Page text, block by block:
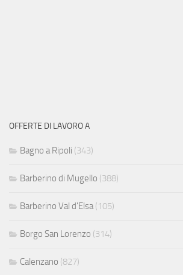
OFFERTE DI LAVORO A
Bagno a Ripoli (343)
Barberino di Mugello (388)
Barberino Val d'Elsa(105)
Borgo San Lorenzo (314)
Calenzano (827)